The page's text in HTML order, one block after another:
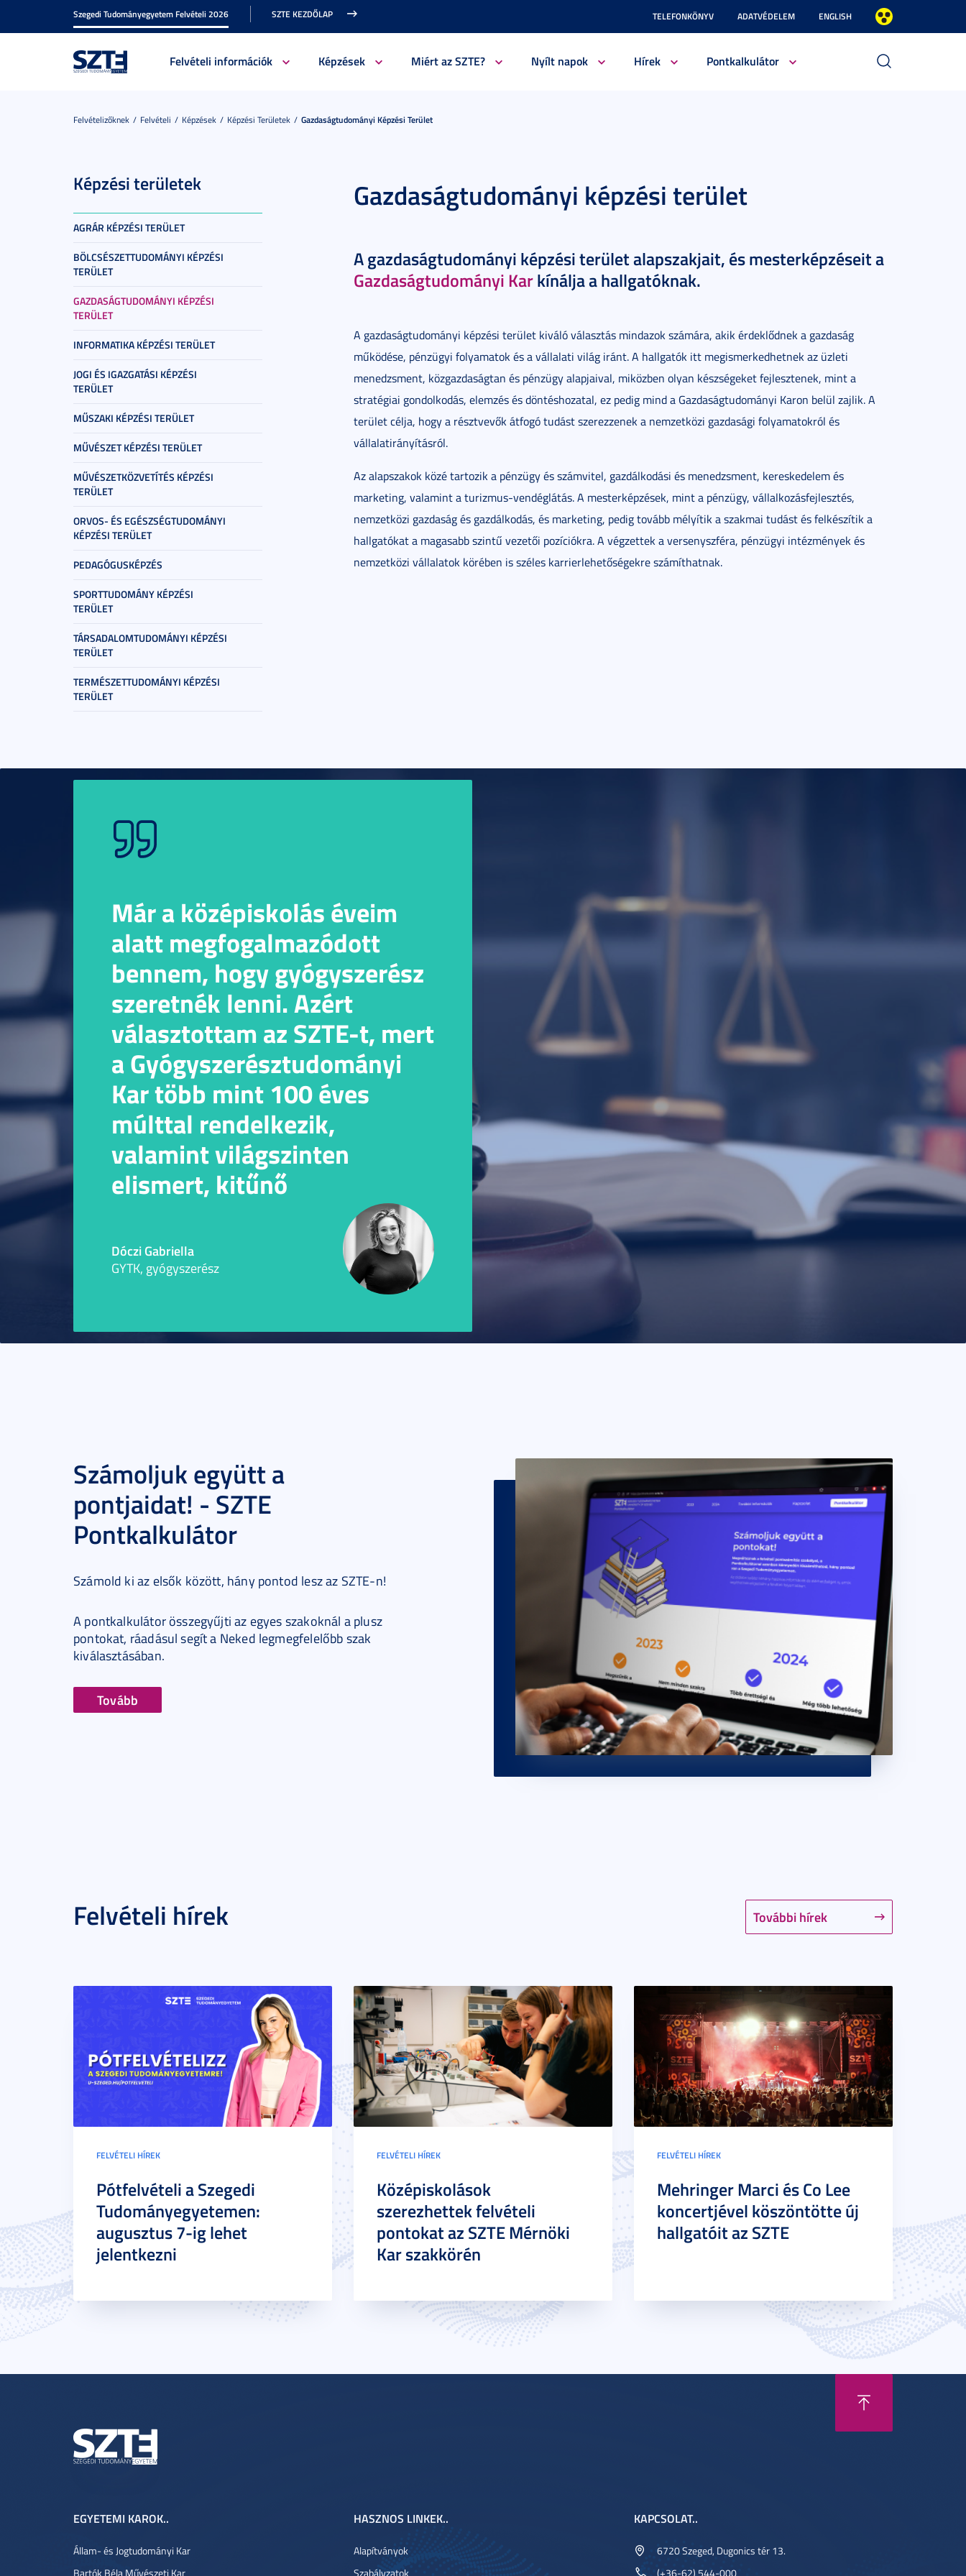
Szegedi Tudományegyetem Felvételi 2026 SZTE KEZDŐLAP TELEFONKÖNYV ADATVÉDELEM ENGLISH
Felvételi információk Képzések Miért az SZTE? Nyílt napok Hírek Pontkalkulátor
Felvételizőknek Felvételi Képzések Képzési Területek Gazdaságtudományi Képzési Terület
Képzési területek
AGRÁR KÉPZÉSI TERÜLET
BÖLCSÉSZETTUDOMÁNYI KÉPZÉSI
TERÜLET
GAZDASÁGTUDOMÁNYI KÉPZÉSI
TERÜLET
INFORMATIKA KÉPZÉSI TERÜLET
JOGI ÉS IGAZGATÁSI KÉPZÉSI
TERÜLET
MŰSZAKI KÉPZÉSI TERÜLET
MŰVÉSZET KÉPZÉSI TERÜLET
MŰVÉSZETKÖZVETÍTÉS KÉPZÉSI
TERÜLET
ORVOS- ÉS EGÉSZSÉGTUDOMÁNYI
KÉPZÉSI TERÜLET
PEDAGÓGUSKÉPZÉS
SPORTTUDOMÁNY KÉPZÉSI
TERÜLET
TÁRSADALOMTUDOMÁNYI KÉPZÉSI
TERÜLET
TERMÉSZETTUDOMÁNYI KÉPZÉSI
TERÜLET
Gazdaságtudományi képzési terület
A gazdaságtudományi képzési terület alapszakjait, és mesterképzéseit a
Gazdaságtudományi Karkínálja a hallgatóknak.
A gazdaságtudományi képzési terület kiváló választás mindazok számára, akik érdeklődnek a gazdaság
működése, pénzügyi folyamatok és a vállalati világ iránt. A hallgatók itt megismerkedhetnek az üzleti
menedzsment, közgazdaságtan és pénzügy alapjaival, miközben olyan készségeket fejlesztenek, mint a
stratégiai gondolkodás, elemzés és döntéshozatal, ez pedig mind a Gazdaságtudományi Karon belül zajlik. A
terület célja, hogy a résztvevők átfogó tudást szerezzenek a nemzetközi gazdasági folyamatokról és
vállalatirányításról.
Az alapszakok közé tartozik a pénzügy és számvitel, gazdálkodási és menedzsment, kereskedelem és
marketing, valamint a turizmus-vendéglátás. A mesterképzések, mint a pénzügy, vállalkozásfejlesztés,
nemzetközi gazdaság és gazdálkodás, és marketing, pedig tovább mélyítik a szakmai tudást és felkészítik a
hallgatókat a magasabb szintű vezetői pozíciókra. A végzettek a versenyszféra, pénzügyi intézmények és
nemzetközi vállalatok körében is széles karrierlehetőségekre számíthatnak.
Már a középiskolás éveim
alatt megfogalmazódott
bennem, hogy gyógyszerész
szeretnék lenni. Azért
választottam az SZTE-t, mert
a Gyógyszerésztudományi
Kar több mint 100 éves
múlttal rendelkezik,
valamint világszinten
elismert, kitűnő
tanulhatunk. Szeged egy
szuper, élhető város:
nagyvárosi előnyöket,
diákrendezvényt szervez,
ami tovább növelte
számomra vonzerejét.
Dóczi Gabriella
GYTK, gyógyszerész
Számoljuk együtt a
pontjaidat! - SZTE
Pontkalkulátor
Számold ki az elsők között, hány pontod lesz az SZTE-n!
A pontkalkulátor összegyűjti az egyes szakoknál a plusz
pontokat, ráadásul segít a Neked legmegfelelőbb szak
kiválasztásában.
Tovább
Felvételi hírek További hírek
FELVÉTELI HÍREK
Pótfelvételi a Szegedi
Tudományegyetemen:
augusztus 7-ig lehet
jelentkezni
FELVÉTELI HÍREK
Középiskolások
szerezhettek felvételi
pontokat az SZTE Mérnöki
Kar szakkörén
FELVÉTELI HÍREK
Mehringer Marci és Co Lee
koncertjével köszöntötte új
hallgatóit az SZTE
EGYETEMI KAROK..
Állam- és Jogtudományi Kar
Bartók Béla Művészeti Kar
HASZNOS LINKEK..
Alapítványok
Szabályzatok
KAPCSOLAT..
6720 Szeged, Dugonics tér 13.
(+36-62) 544-000